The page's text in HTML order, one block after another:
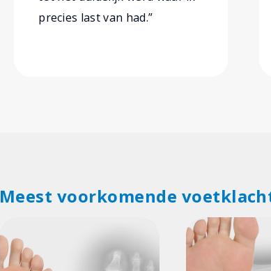
precies last van had.”
Meest voorkomende